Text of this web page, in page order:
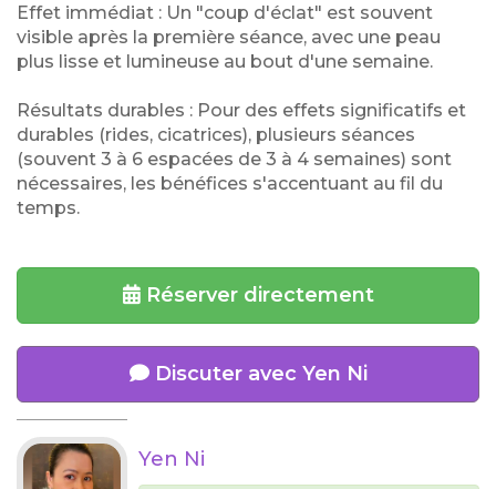
​Effet immédiat : Un "coup d'éclat" est souvent
visible après la première séance, avec une peau
plus lisse et lumineuse au bout d'une semaine.
​Résultats durables : Pour des effets significatifs et
durables (rides, cicatrices), plusieurs séances
(souvent 3 à 6 espacées de 3 à 4 semaines) sont
nécessaires, les bénéfices s'accentuant au fil du
temps.
Réserver directement
Discuter avec Yen Ni
Yen Ni